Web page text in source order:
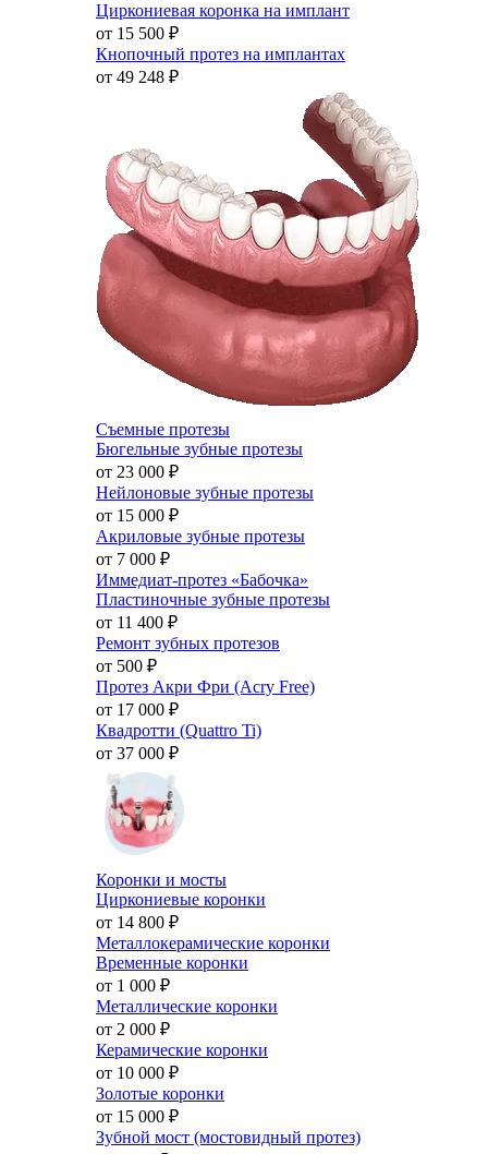
Циркониевая коронка на имплант
от 15 500 ₽
Кнопочный протез на имплантах
от 49 248 ₽
Съемные протезы
Бюгельные зубные протезы
от 23 000 ₽
Нейлоновые зубные протезы
от 15 000 ₽
Акриловые зубные протезы
от 7 000 ₽
Иммедиат-протез «Бабочка»
Пластиночные зубные протезы
от 11 400 ₽
Ремонт зубных протезов
от 500 ₽
Протез Акри Фри (Acry Free)
от 17 000 ₽
Квадротти (Quattro Ti)
от 37 000 ₽
Коронки и мосты
Циркониевые коронки
от 14 800 ₽
Металлокерамические коронки
Временные коронки
от 1 000 ₽
Металлические коронки
от 2 000 ₽
Керамические коронки
от 10 000 ₽
Золотые коронки
от 15 000 ₽
Зубной мост (мостовидный протез)